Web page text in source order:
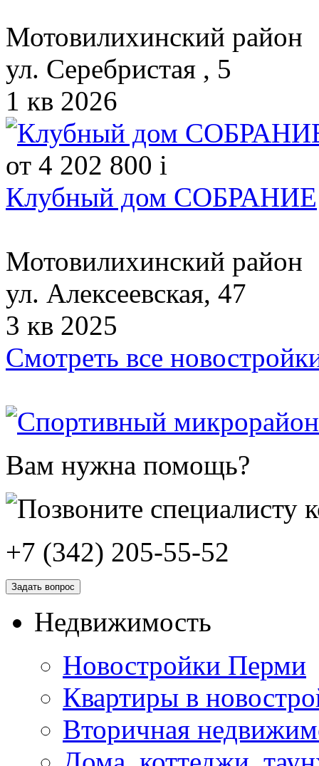
Мотовилихинский район
ул. Серебристая , 5
1 кв 2026
от 4 202 800 i
Клубный дом СОБРАНИЕ
Мотовилихинский район
ул. Алексеевская, 47
3 кв 2025
Смотреть все
Вам нужна помощь?
+7 (342) 205-55-52
Задать вопрос
Недвижимость
Новостройки Перми
Квартиры в
Вторичная